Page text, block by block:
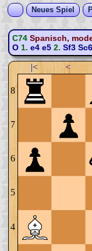
Neues Spiel
C74 Spanisch,
O1. e4 e52. Sf3 Sc6
|< <
8
7
6
5
4